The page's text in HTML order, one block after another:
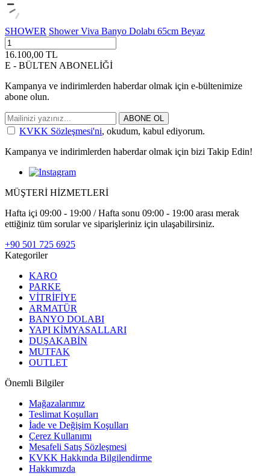
SHOWER Shower Viva Banyo Dolabı 65cm Beyaz
16.100,00 TL
E - BÜLTEN ABONELİĞİ
Kampanya ve indirimlerden haberdar olmak için e-bültenimize
abone olun.
ABONE OL
KVKK Sözleşmesi'ni, okudum, kabul ediyorum.
Kampanya ve indirimlerden haberdar olmak için bizi Takip Edin!
MÜŞTERİ HİZMETLERİ
Hafta içi 09:00 - 19:00 / Hafta sonu 09:00 - 19:00 arası merak
ettiğiniz tüm sorular ve siparişleriniz için ulaşabilirsiniz.
+90 501 725 6925
Kategoriler
KARO
PARKE
VİTRİFİYE
ARMATÜR
BANYO DOLABI
YAPI KİMYASALLARI
DUŞAKABİN
MUTFAK
OUTLET
Önemli Bilgiler
Mağazalarımız
Teslimat Koşulları
İade ve Değişim Koşulları
Çerez Kullanımı
Mesafeli Satış Sözleşmesi
KVKK Hakkında Bilgilendirme
Hakkımızda